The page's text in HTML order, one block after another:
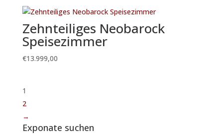
Zehnteiliges Neobarock
Speisezimmer
€13.999,00
1
2
→
Exponate suchen